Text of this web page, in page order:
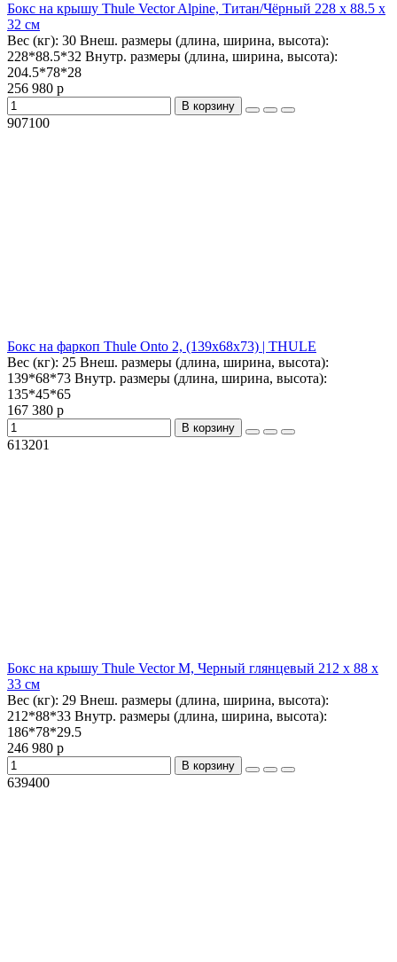
Бокс на крышу Thule Vector Alpine, Титан/Чёрный 228 x 88.5 x
32 см
Вес (кг): 30 Внеш. размеры (длина, ширина, высота):
228*88.5*32 Внутр. размеры (длина, ширина, высота):
204.5*78*28
256 980 р
В корзину
907100
Бокс на фаркоп Thule Onto 2, (139х68х73) | THULE
Вес (кг): 25 Внеш. размеры (длина, ширина, высота):
139*68*73 Внутр. размеры (длина, ширина, высота):
135*45*65
167 380 р
В корзину
613201
Бокс на крышу Thule Vector M, Черный глянцевый 212 x 88 x
33 см
Вес (кг): 29 Внеш. размеры (длина, ширина, высота):
212*88*33 Внутр. размеры (длина, ширина, высота):
186*78*29.5
246 980 р
В корзину
639400